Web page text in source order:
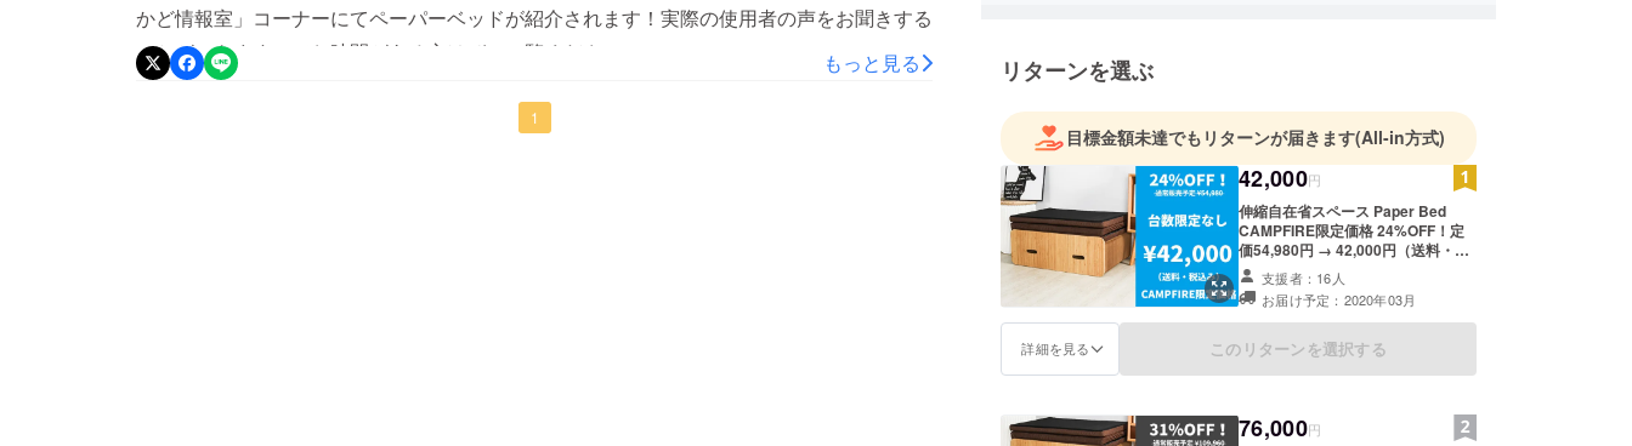
かど情報室」コーナーにてペーパーベッドが紹介されます！実際の使用者の声をお聞きする
ことができますのでお時間がある方はぜひご覧ください。
もっと見る
1
ご質問等ございましたら各プロジェクトの「実行者へ問合
きます。週末や連休明けは回答に時間がかかる場合がござい
ますので予めご了承ください。電話での対応はしておりませ
ん。
リターンを選ぶ
目標金額未達でもリターンが届きます(All-in方式)
42,000円
伸縮自在省スペース Paper Bed
CAMPFIRE限定価格 24%OFF！定
価54,980円 → 42,000円（送料・消
費税込み） ※沖縄・北海道は送料別
の着払いとなります。 内容物： ・
Paper Bed 本体 ・マットレス ※ご注
文状況、使用部材の供給状況、製造
工程上の都合等により出荷時期が遅
ます。
支援者：16人
お届け予定：2020年03月
詳細を見る このリターンを選択する
76,000円